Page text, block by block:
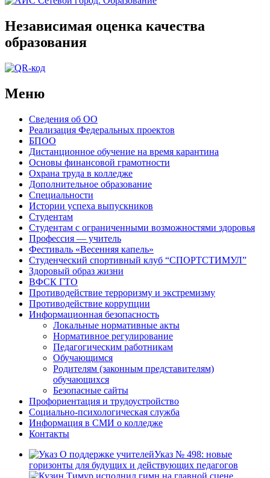
Независимая оценка качества
образования
Меню
Сведения об ОО
Реализация Федеральных проектов
БПОО
Дистанционное обучение на время карантина
Основы финансовой грамотности
Охрана труда в колледже
Дополнительное образование
Специальности
Истории успеха выпускников
Студентам
Студентам с ограниченными возможностями здоровья
Профессия — учитель
Фестиваль «Весенняя капель»
Студенческий спортивный клуб “СПОРТСТИМУЛ”
Здоровый образ жизни
ВФСК ГТО
Противодействие терроризму и экстремизму
Противодействие коррупции
Информационная безопасность
Локальные нормативные акты
Нормативное регулирование
Педагогическим работникам
Обучающимся
Родителям (законным представителям)
обучающихся
Безопасные сайты
Профориентация и трудоустройство
Социально-психологическая служба
Информация в СМИ о колледже
Контакты
Указ № 498: новые
горизонты для будущих и действующих педагогов